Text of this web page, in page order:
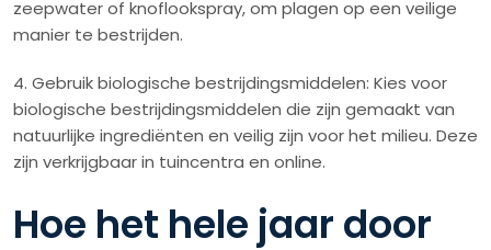
zeepwater of knoflookspray, om plagen op een veilige
manier te bestrijden.
4. Gebruik biologische bestrijdingsmiddelen: Kies voor
biologische bestrijdingsmiddelen die zijn gemaakt van
natuurlijke ingrediënten en veilig zijn voor het milieu. Deze
zijn verkrijgbaar in tuincentra en online.
Hoe het hele jaar door